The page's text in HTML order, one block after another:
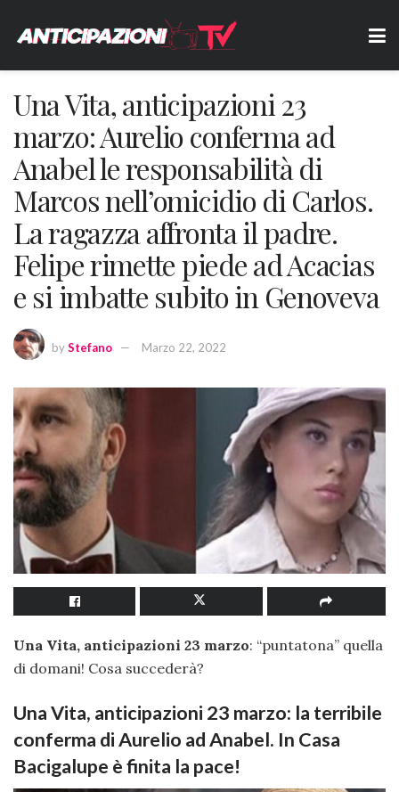
Una Vita, anticipazioni 23
marzo: Aurelio conferma ad
Anabel le responsabilità di
Marcos nell’omicidio di Carlos.
La ragazza affronta il padre.
Felipe rimette piede ad Acacias
e si imbatte subito in Genoveva
byStefano Marzo 22, 2022
Una Vita, anticipazioni 23 marzo: “puntatona” quella
di domani! Cosa succederà?
Una Vita, anticipazioni 23 marzo: la terribile
conferma di Aurelio ad Anabel. In Casa
Bacigalupe è finita la pace!